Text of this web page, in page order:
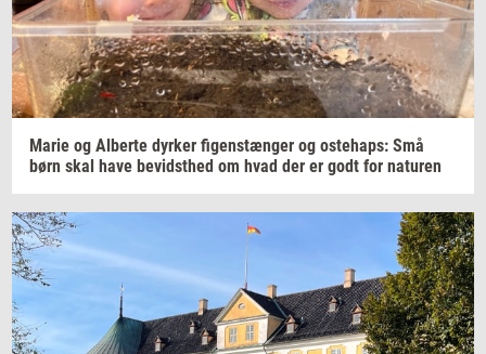
Marie og Al­ber­te dyr­ker fi­genstæn­ger og oste­haps: Små
børn skal have be­vidst­hed om hvad der er godt for na­tu­ren